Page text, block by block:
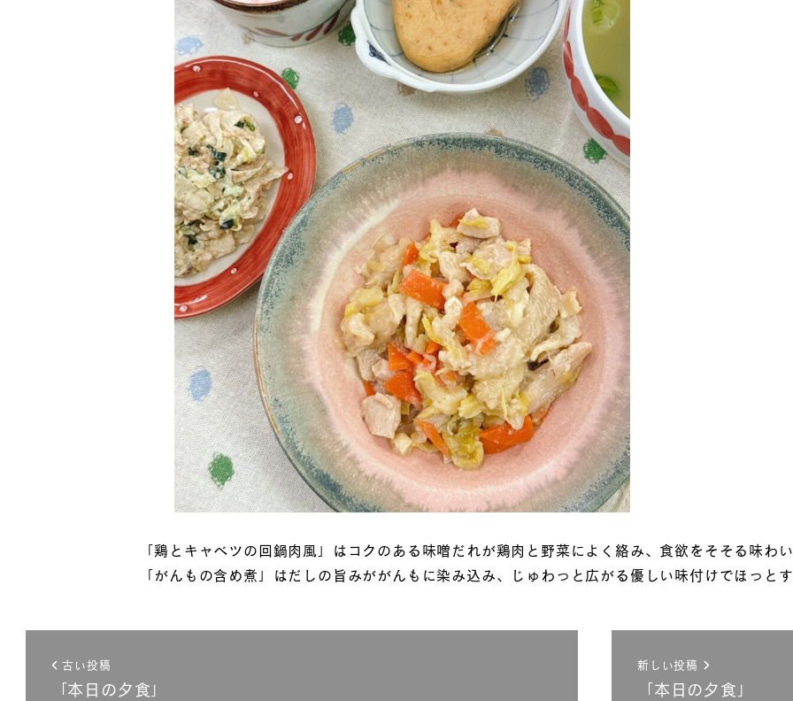
「鶏とキャベツの回鍋肉風」はコクのある味噌だれが鶏肉と野菜によく絡み、食欲をそそる味わ
「がんもの含め煮」はだしの旨みががんもに染み込み、じゅわっと広がる優しい味付けでほっと
古い投稿
「本日の夕食」
新しい投稿
「本日の夕食」